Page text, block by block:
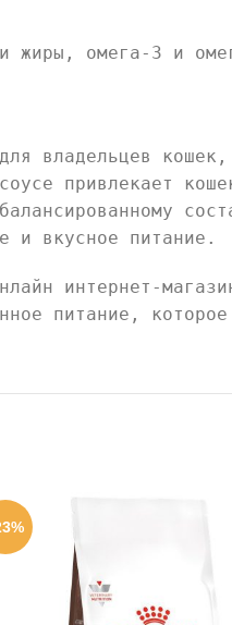
жиры, омега-3 и
кошек,
привлекает
и вкусное питание.
интернет-
питание,